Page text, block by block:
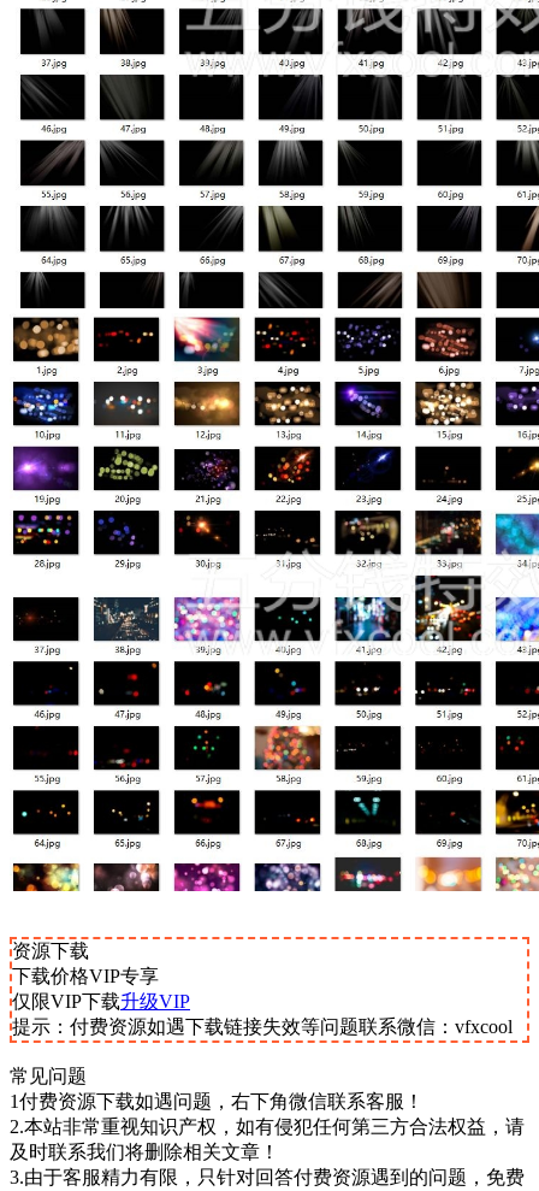
资源下载
下载价格VIP专享
仅限VIP下载升级VIP
提示：付费资源如遇下载链接失效等问题联系微信：vfxcool
常见问题
1付费资源下载如遇问题，右下角微信联系客服！
2.本站非常重视知识产权，如有侵犯任何第三方合法权益，请
及时联系我们将删除相关文章！
3.由于客服精力有限，只针对回答付费资源遇到的问题，免费